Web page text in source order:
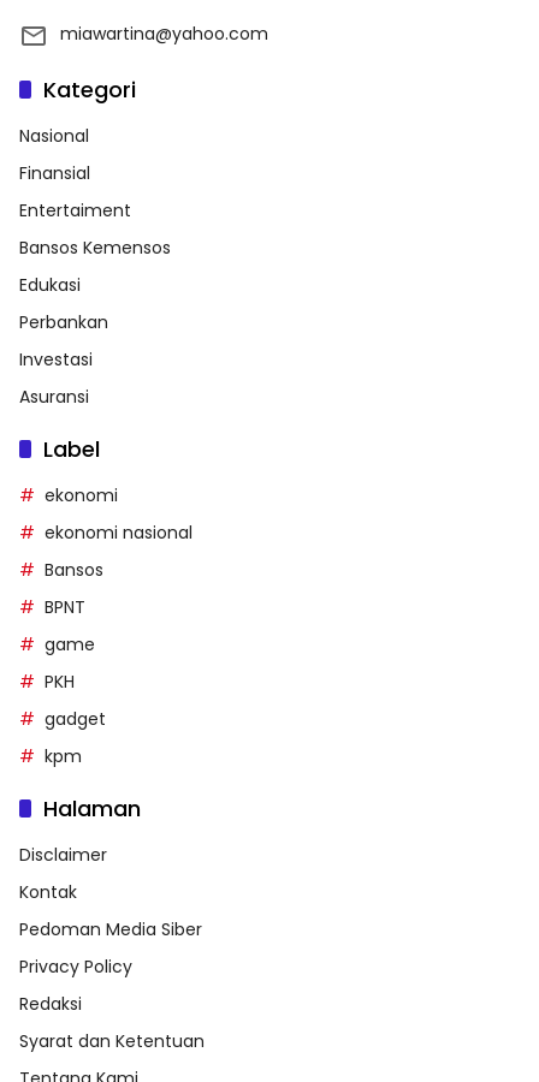
miawartina@yahoo.com
Kategori
Nasional
Finansial
Entertaiment
Bansos Kemensos
Edukasi
Perbankan
Investasi
Asuransi
Label
ekonomi
ekonomi nasional
Bansos
BPNT
game
PKH
gadget
kpm
Halaman
Disclaimer
Kontak
Pedoman Media Siber
Privacy Policy
Redaksi
Syarat dan Ketentuan